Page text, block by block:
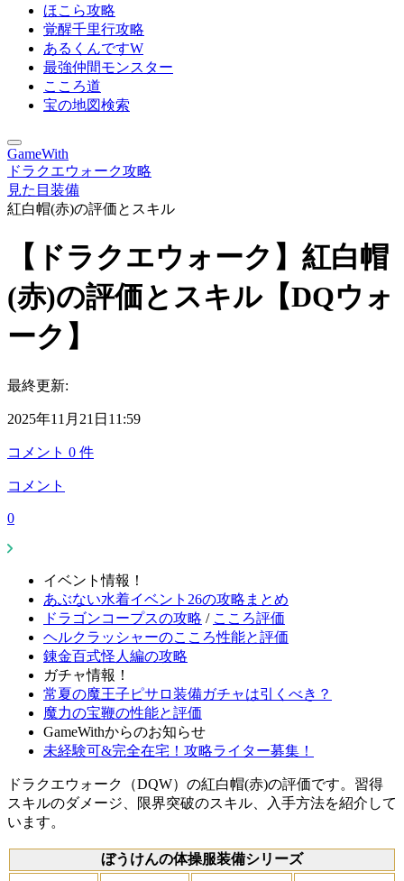
ほこら攻略
覚醒千里行攻略
あるくんですW
最強仲間モンスター
こころ道
宝の地図検索
GameWith
ドラクエウォーク攻略
見た目装備
紅白帽(赤)の評価とスキル
【ドラクエウォーク】紅白帽
(赤)の評価とスキル【DQウォ
ーク】
最終更新:
2025年11月21日11:59
コメント 0 件
コメント
0
イベント情報！
あぶない水着イベント26の攻略まとめ
ドラゴンコープスの攻略 / こころ評価
ヘルクラッシャーのこころ性能と評価
錬金百式怪人編の攻略
ガチャ情報！
常夏の魔王子ピサロ装備ガチャは引くべき？
魔力の宝鞭の性能と評価
GameWithからのお知らせ
未経験可&完全在宅！攻略ライター募集！
ドラクエウォーク（DQW）の紅白帽(赤)の評価です。習得
スキルのダメージ、限界突破のスキル、入手方法を紹介して
います。
ぼうけんの体操服装備シリーズ